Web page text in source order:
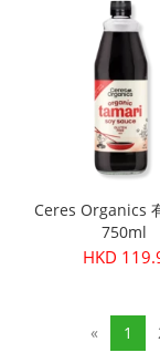
Ceres Organics
750ml
HKD
« 1